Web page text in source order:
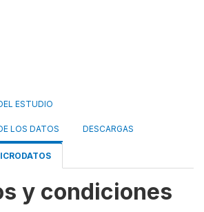
ESTUDIO
LOS DATOS DESCARGAS
y condiciones